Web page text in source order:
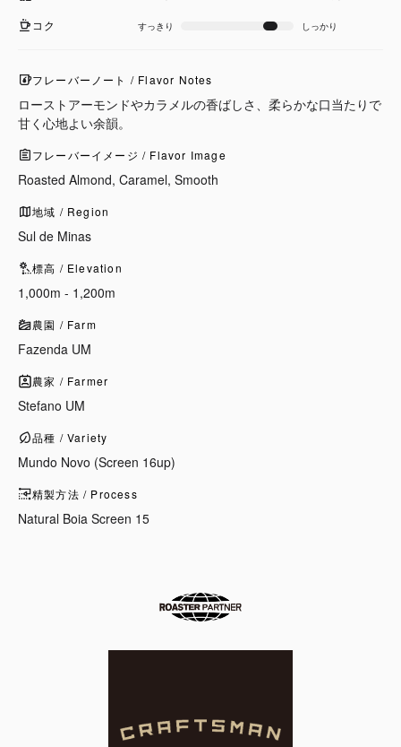
コク すっきり しっかり
フレーバーノート / Flavor Notes
ローストアーモンドやカラメルの香ばしさ、柔らかな口当たりで
甘く心地よい余韻。
フレーバーイメージ / Flavor Image
Roasted Almond, Caramel, Smooth
地域 / Region
Sul de Minas
標高 / Elevation
1,000m - 1,200m
農園 / Farm
Fazenda UM
農家 / Farmer
Stefano UM
品種 / Variety
Mundo Novo (Screen 16up)
精製方法 / Process
Natural Boia Screen 15